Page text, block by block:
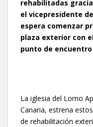
rehabilitadas
el vicepresidente
espera comenzar
plaza exterior con
punto de
La iglesia del Lomo
Canaria, estrena
de rehabilitación